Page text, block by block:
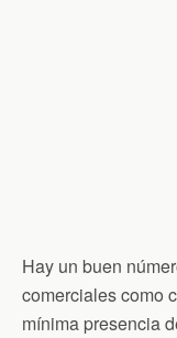
Hay un buen
comerciales como
mínima presencia